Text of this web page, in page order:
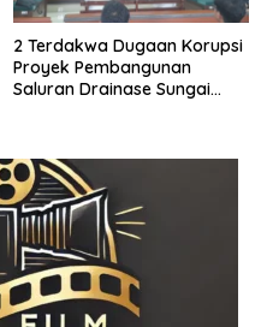
2 Terdakwa Dugaan Korupsi
Proyek Pembangunan
Saluran Drainase Sungai
Bolmong di Tuntut oleh JPU
Dengan Pidana Penjara 8
Tahun 6 bulan